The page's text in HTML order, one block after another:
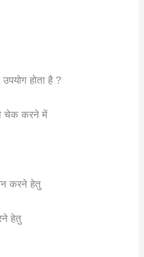
होता है ?
चेक करने में
करने हेतु
हेतु